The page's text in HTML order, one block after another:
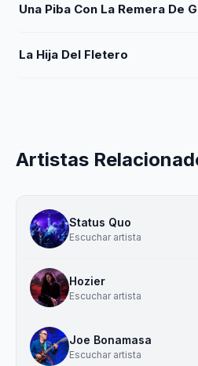
Una Piba Con La Remera De
La Hija Del Fletero
Artistas
Status Quo
Escuchar artista
Hozier
Escuchar artista
Joe Bonamasa
Escuchar artista